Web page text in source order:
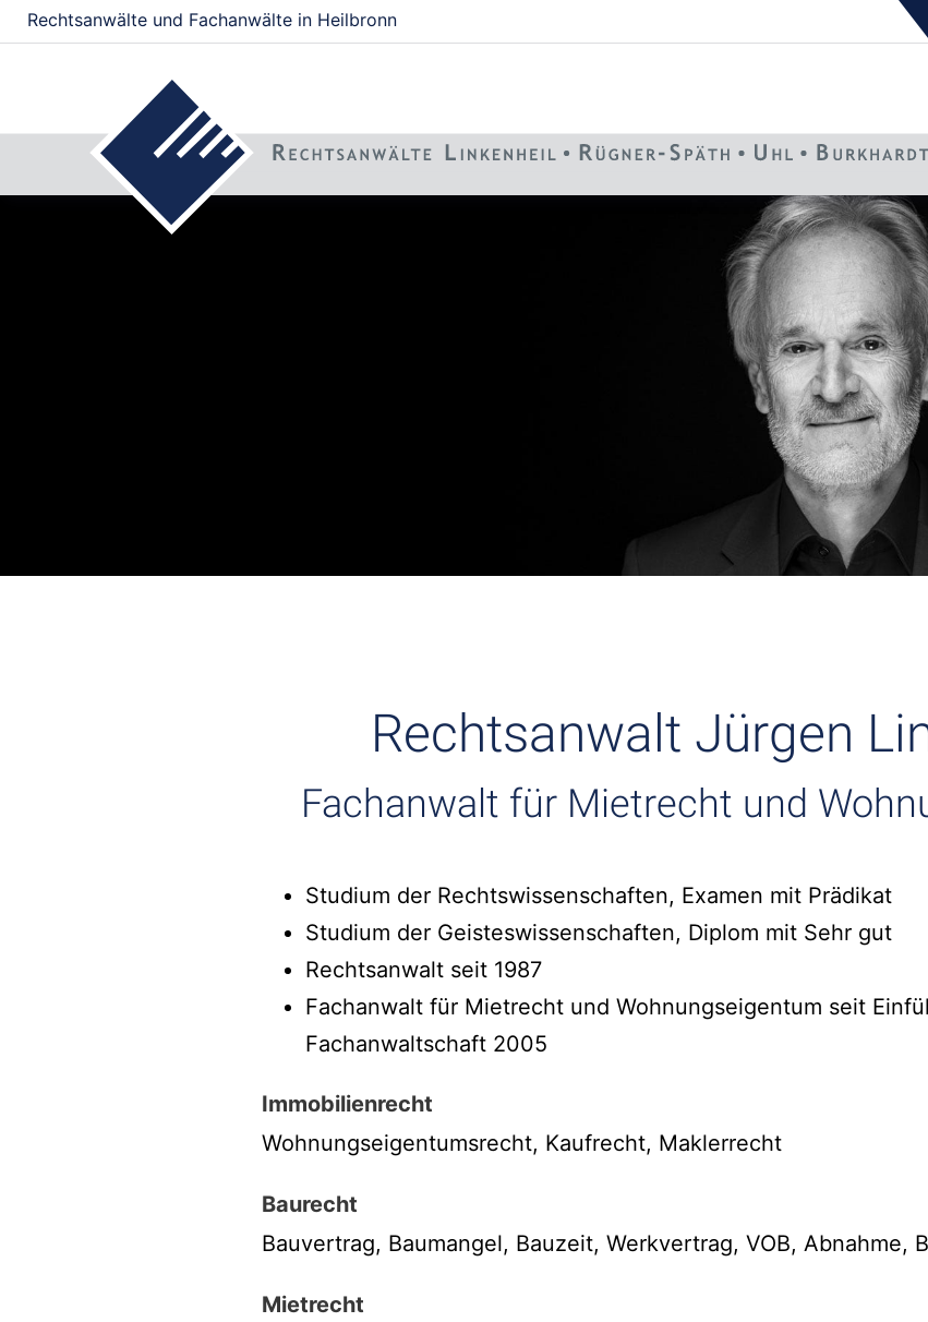
Rechtsanwälte und Fachanwälte in Heilbronn
Rechtsanwalt Jürgen
Fachanwalt für Mietrecht und
Studium der Rechtswissenschaften, Examen mit Prädikat
Studium der Geisteswissenschaften, Diplom mit Sehr gut
Rechtsanwalt seit 1987
Fachanwalt für Mietrecht und Wohnungseigentum seit
Fachanwaltschaft 2005
Immobilienrecht
Wohnungseigentumsrecht, Kaufrecht, Maklerrecht
Baurecht
Bauvertrag, Baumangel, Bauzeit, Werkvertrag, VOB, Abnahme,
Mietrecht